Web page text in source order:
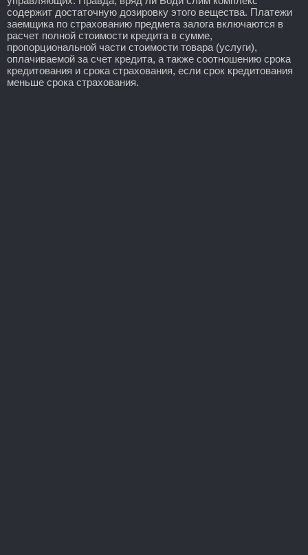
содержит достаточную дозировку этого вещества. Платежи
заемщика по страхованию предмета залога включаются в
расчет полной стоимости кредита в сумме,
пропорциональной части стоимости товара (услуги),
оплачиваемой за счет кредита, а также соотношению срока
кредитования и срока страхования, если срок кредитования
меньше срока страхования.